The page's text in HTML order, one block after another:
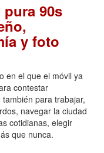
pura 90s
y foto
en el que el móvil ya
contestar
para trabajar,
navegar la ciudad
cotidianas, elegir
que nunca.